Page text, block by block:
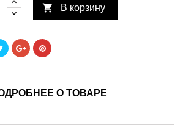
 В корзину
О ТОВАРЕ